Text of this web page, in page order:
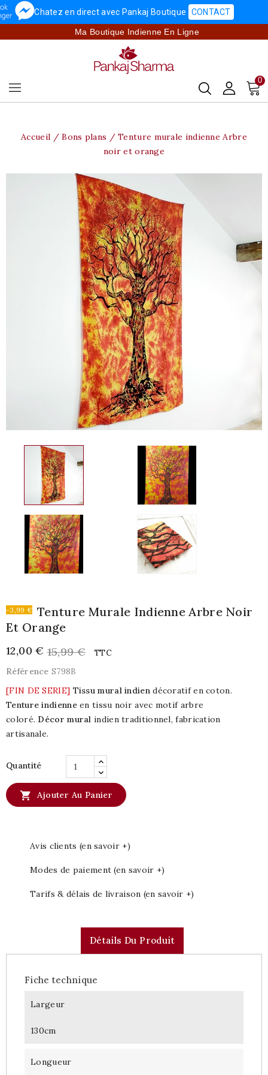
Chatez en direct avec Pankaj Boutique CONTACT
Ma Boutique Indienne En Ligne
0
Accueil Bons plans
Tenture murale indienne Arbre
noir et orange
-3,99 € Tenture Murale Indienne Arbre Noir
Et Orange
12,00 € 15,99 € TTC
Référence S798B
[FIN DE SERIE] Tissu mural indiendécoratif en coton.
Tenture indienneen tissu noir avec motif arbre
coloré. Décor mural indien traditionnel, fabrication
artisanale.
Quantité
 Ajouter Au Panier
Avis clients (en savoir +)
Modes de paiement (en savoir +)
Tarifs & délais de livraison (en savoir +)
Détails Du Produit
Fiche technique
Largeur
130cm
Longueur